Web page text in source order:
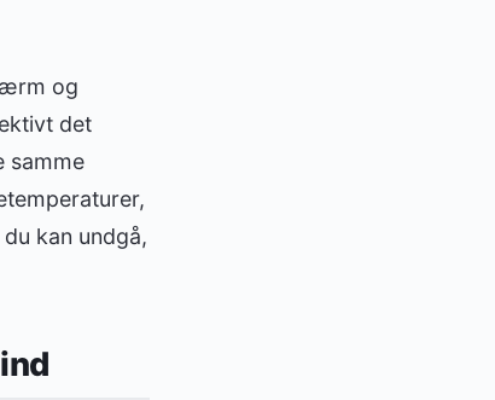
og
det
samme
kan undgå,